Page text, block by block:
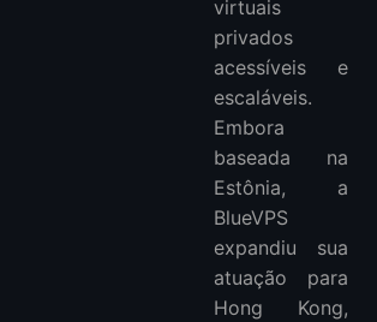
virtuais
privados
acessíveis e
escaláveis.
Embora
baseada na
Estônia, a
BlueVPS
expandiu sua
atuação para
Hong Kong,